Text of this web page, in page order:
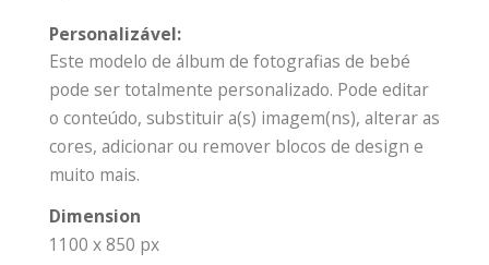
Personalizável:
Este modelo de álbum de fotografias de bebé
pode ser totalmente personalizado. Pode editar
o conteúdo, substituir a(s) imagem(ns), alterar as
cores, adicionar ou remover blocos de design e
muito mais.
Dimension
1100 x 850 px